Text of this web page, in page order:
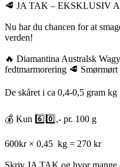
🥩 JA TAK –
Nu har du chancen for at
verden!
🔥 Diamantina Australsk
fedtmarmorering 🥩
De skåret i ca 0,4-0,5 gram
💰 Kun 6️⃣0️⃣,- pr. 100 g
600kr × 0,45 kg = 270 kr